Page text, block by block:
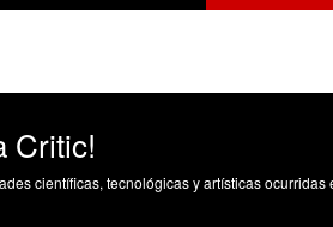
y artísticas ocurridas en los tres